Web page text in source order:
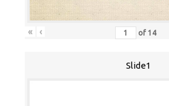
« ‹ of 14
Slide1